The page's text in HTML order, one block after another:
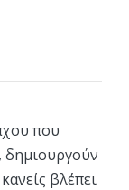
που
δημιουργούν
βλέπει